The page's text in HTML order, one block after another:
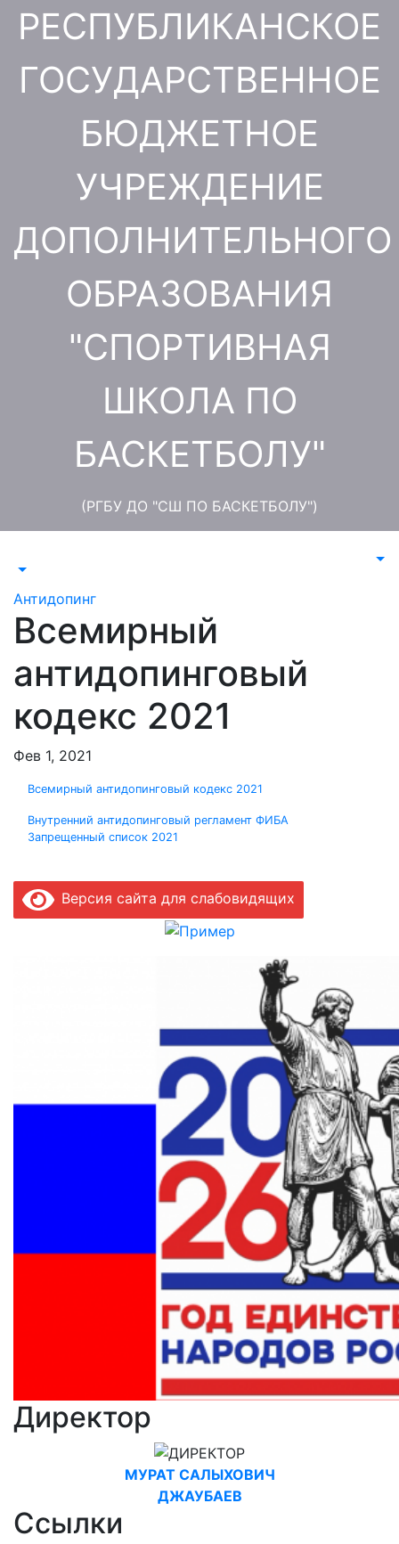
Перейти
РЕСПУБЛИКАНСКОЕ
ГОСУДАРСТВЕННОЕ
БЮДЖЕТНОЕ
УЧРЕЖДЕНИЕ
ДОПОЛНИТЕЛЬНОГО
ОБРАЗОВАНИЯ
"СПОРТИВНАЯ
ШКОЛА ПО
БАСКЕТБОЛУ"
(РГБУ ДО "СШ ПО БАСКЕТБОЛУ")
Антидопинг
Всемирный
антидопинговый
кодекс 2021
Фев 1, 2021
Всемирный антидопинговый кодекс 2021
Навигация
записям
Внутренний антидопинговый регламент ФИБА
Запрещенный список 2021
Версия сайта для слабовидящих
Директор
МУРАТ САЛЫХОВИЧ
ДЖАУБАЕВ
Ссылки